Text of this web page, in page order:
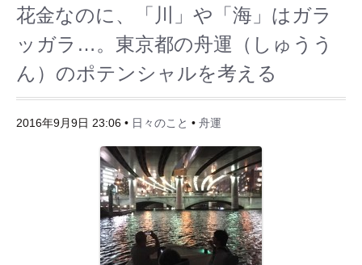
花金なのに、「川」や「海」はガラ
ッガラ…。東京都の舟運（しゅうう
ん）のポテンシャルを考える
2016年9月9日 23:06 • 日々のこと • 舟運